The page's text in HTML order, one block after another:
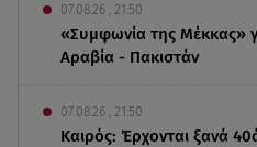
07.08.26 , 21:50
«Συμφωνία της Μέκκας»
Αραβία - Πακιστάν
07.08.26 , 21:50
Καιρός: Έρχονται ξανά